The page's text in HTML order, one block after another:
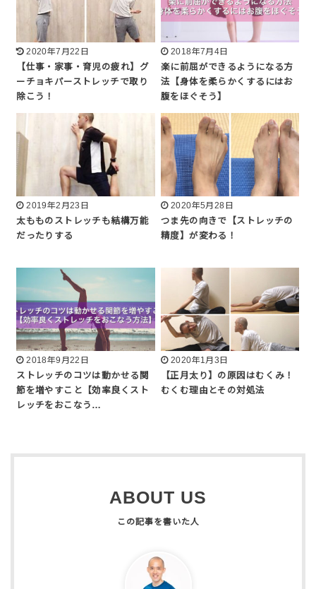
2020年7月22日
【仕事・家事・育児の疲れ】グ
ーチョキパーストレッチで取り
除こう！
2018年7月4日
楽に前屈ができるようになる方
法【身体を柔らかくするにはお
腹をほぐそう】
2019年2月23日
太もものストレッチも結構万能
だったりする
2020年5月28日
つま先の向きで【ストレッチの
精度】が変わる！
2018年9月22日
ストレッチのコツは動かせる関
節を増やすこと【効率良くスト
レッチをおこなう…
2020年1月3日
【正月太り】の原因はむくみ！
むくむ理由とその対処法
ABOUT US